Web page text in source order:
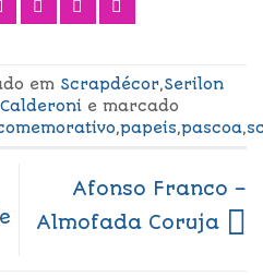
em Scrapdécor,Serilon
e marcado
,papeis,pascoa,
Afonso Franco –
Almofada Coruja